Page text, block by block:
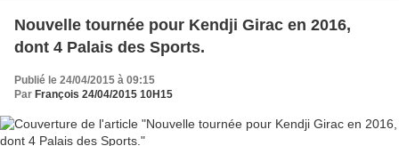
Nouvelle tournée pour Kendji Girac en 2016,
dont 4 Palais des Sports.
Publié le 24/04/2015 à 09:15
Par François 24/04/2015 10H15